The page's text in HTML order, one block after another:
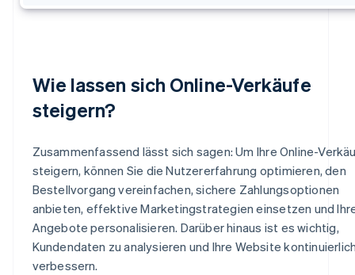
Wie lassen sich Online-Verkäufe
steigern?
Zusammenfassend lässt sich sagen: Um Ihre Online-
steigern, können Sie die Nutzererfahrung optimieren, den
Bestellvorgang vereinfachen, sichere Zahlungsoptionen
anbieten, effektive Marketingstrategien einsetzen und
Angebote personalisieren. Darüber hinaus ist es wichtig,
Kundendaten zu analysieren und Ihre Website
verbessern.